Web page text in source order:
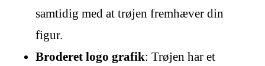
samtidig med at trøjen fremhæver din
figur.
Broderet logo grafik: Trøjen har et